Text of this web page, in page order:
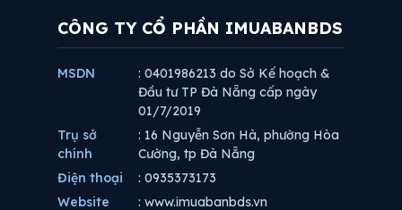
CÔNG TY CỔ PHẦN IMUABANBDS
MSDN
: 0401986213 do Sở Kế hoạch &
Đầu tư TP Đà Nẵng cấp ngày
01/7/2019
Trụ sở
chính
: 16 Nguyễn Sơn Hà, phường Hòa
Cường, tp Đà Nẵng
Điện thoại
: 0935373173
Website
: www.imuabanbds.vn